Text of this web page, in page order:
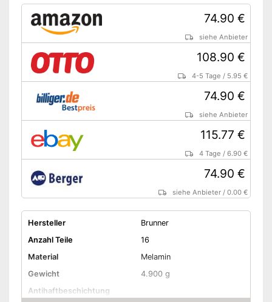
74.90 €
siehe Anbieter
108.90 €
4-5 Tage / 5.95 €
74.90 €
siehe Anbieter
115.77 €
4 Tage /6.90 €
74.90 €
siehe Anbieter /0.00 €
Hersteller
Brunner
Anzahl Teile
16
Material
Melamin
Gewicht
4.900 g
Antihaftbeschichtung